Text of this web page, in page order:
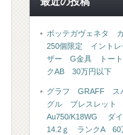
ボッテガヴェネタ
250個限定 イント
ザー G金具 トー
クAB 30万円以下
グラフ GRAFF ス
グル ブレスレット
Au750/K18WG ダ
14.2ｇ ランクA 60